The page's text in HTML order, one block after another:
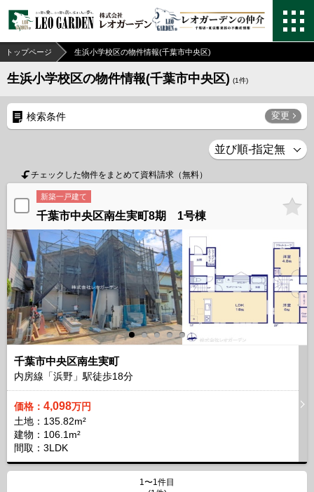
トップページ 生浜小学校区の物件情報(千葉市中央区)
生浜小学校区の物件情報(千葉市中央区) (1件)
検索条件 変更
チェックした物件をまとめて資料請求（無料）
新築一戸建て
千葉市中央区南生実町8期 1号棟
千葉市中央区南生実町
内房線「浜野」駅徒歩18分
価格： 4,098万円
土地：135.82m²
建物：106.1m²
間取：3LDK
1〜1件目